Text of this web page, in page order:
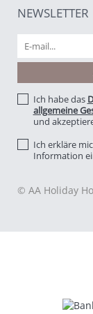
NEWSLETTER
Ich habe das
allgemeine
und
Ich erkläre
Information
© AA Holiday